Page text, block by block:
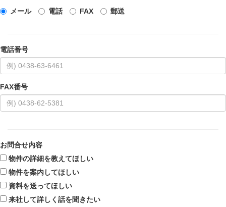
メール
電話 FAX 郵送
電話番号
FAX番号
お問合せ内容
物件の詳細を教えてほしい
物件を案内してほしい
資料を送ってほしい
来社して詳しく話を聞きたい